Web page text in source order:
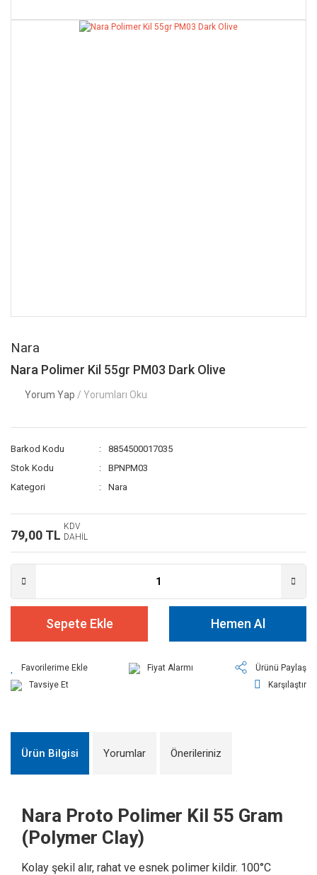
Nara
Nara Polimer Kil 55gr PM03 Dark Olive
Yorum Yap / Yorumları Oku
Barkod Kodu
8854500017035
Stok Kodu
BPNPM03
Kategori
Nara
79,00 TL
KDV
DAHİL
Sepete Ekle Hemen Al
Fiyat Alarmı
Ürünü Paylaş
Tavsiye Et
Karşılaştır
Ürün Bilgisi Yorumlar Önerileriniz
Nara Proto Polimer Kil 55 Gram
(Polymer Clay)
Kolay şekil alır, rahat ve esnek polimer kildir. 100°C